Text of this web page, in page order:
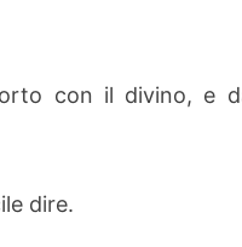
con il divino, e
dire.